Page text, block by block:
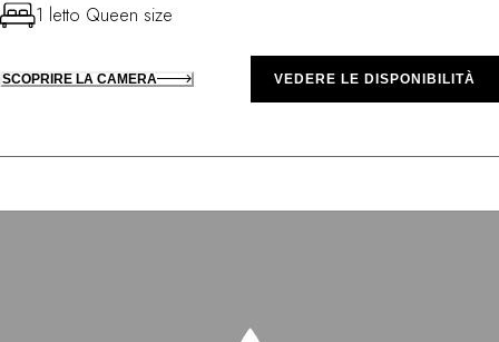
1 letto Queen size
SCOPRIRE LA CAMERA VEDERE LE DISPONIBILITÀ